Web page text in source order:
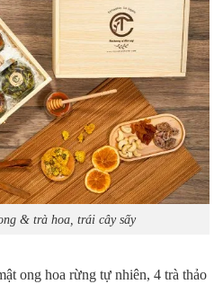
& trà hoa, trái cây sấy
ong hoa rừng tự nhiên, 4 trà thảo